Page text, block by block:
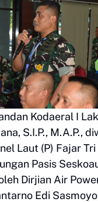
Kodaeral I
S.I.P., M.A.P.,
Laut (P) Fajar Tri
Pasis
Dirjian Air
Edi